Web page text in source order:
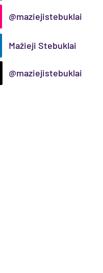
@maziejistebuklai
Mažieji Stebuklai
@maziejistebuklai